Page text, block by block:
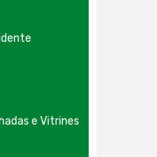
e Vitrines